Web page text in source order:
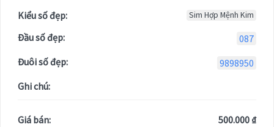
Kiểu số đẹp: Sim Hợp Mệnh Kim
Đầu số đẹp:
087
Đuôi số đẹp:
9898950
Ghi chú:
Giá bán: 500.000 ₫